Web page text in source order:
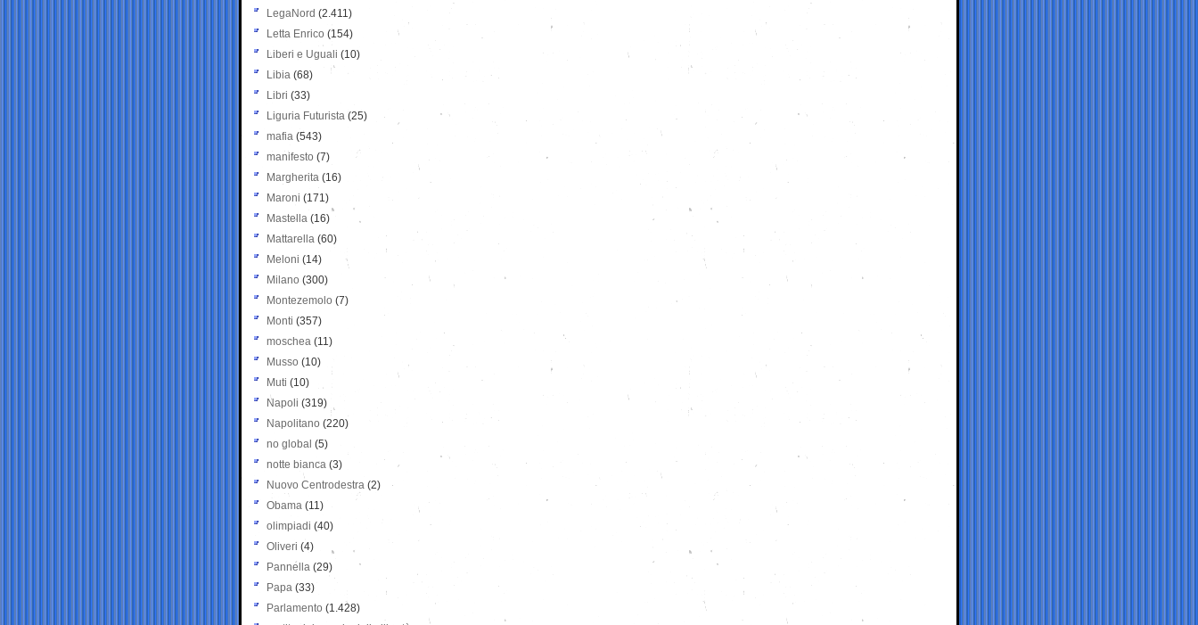
LegaNord (2.411)
Letta Enrico (154)
Liberi e Uguali (10)
Libia (68)
Libri (33)
Liguria Futurista (25)
mafia (543)
manifesto (7)
Margherita (16)
Maroni (171)
Mastella (16)
Mattarella (60)
Meloni (14)
Milano (300)
Montezemolo (7)
Monti (357)
moschea (11)
Musso (10)
Muti (10)
Napoli (319)
Napolitano (220)
no global (5)
notte bianca (3)
Nuovo Centrodestra (2)
Obama (11)
olimpiadi (40)
Oliveri (4)
Pannella (29)
Papa (33)
Parlamento (1.428)